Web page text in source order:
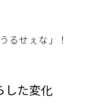
るせぇな」！
した変化